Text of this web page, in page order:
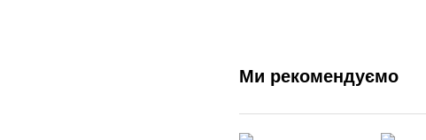
Ми рекомендуємо